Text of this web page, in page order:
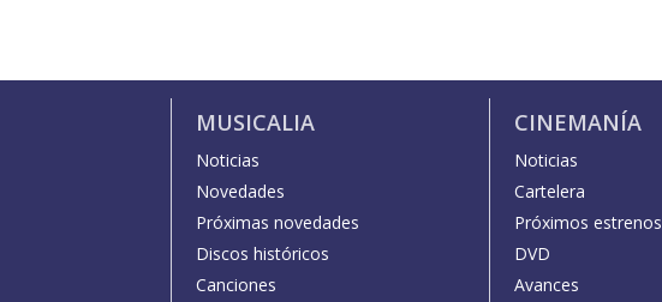
MUSICALIA
Noticias
Novedades
Próximas novedades
Discos históricos
Canciones
CINEMANÍA
Noticias
Cartelera
Próximos estrenos
DVD
Avances